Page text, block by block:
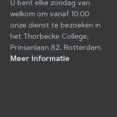
U bent elke zondag van
welkom om vanaf 10:00
onze dienst te bezoeken in
het Thorbecke College,
Prinsenlaan 82, Rotterdam.
Meer informatie